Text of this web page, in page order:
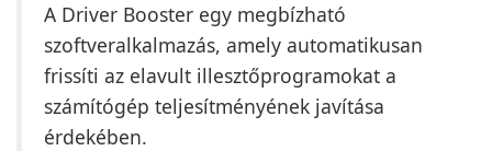
A Driver Booster egy megbízható
szoftveralkalmazás, amely automatikusan
frissíti az elavult illesztőprogramokat a
számítógép teljesítményének javítása
érdekében.